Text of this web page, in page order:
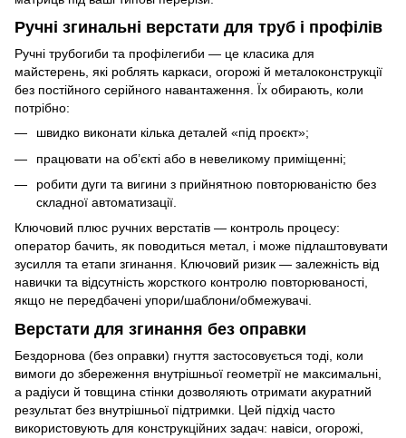
Ручні згинальні верстати для труб і профілів
Ручні трубогиби та профілегиби — це класика для
майстерень, які роблять каркаси, огорожі й металоконструкції
без постійного серійного навантаження. Їх обирають, коли
потрібно:
швидко виконати кілька деталей «під проєкт»;
працювати на об’єкті або в невеликому приміщенні;
робити дуги та вигини з прийнятною повторюваністю без
складної автоматизації.
Ключовий плюс ручних верстатів — контроль процесу:
оператор бачить, як поводиться метал, і може підлаштовувати
зусилля та етапи згинання. Ключовий ризик — залежність від
навички та відсутність жорсткого контролю повторюваності,
якщо не передбачені упори/шаблони/обмежувачі.
Верстати для згинання без оправки
Бездорнова (без оправки) гнуття застосовується тоді, коли
вимоги до збереження внутрішньої геометрії не максимальні,
а радіуси й товщина стінки дозволяють отримати акуратний
результат без внутрішньої підтримки. Цей підхід часто
використовують для конструкційних задач: навіси, огорожі,